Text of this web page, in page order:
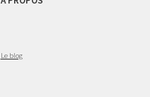
Le blog